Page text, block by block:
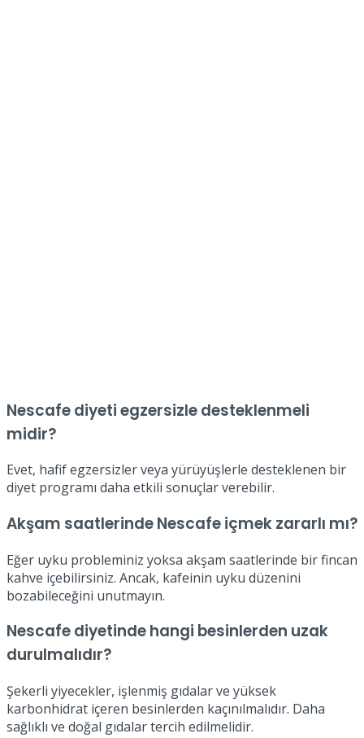
Nescafe diyeti egzersizle desteklenmeli
midir?
Evet, hafif egzersizler veya yürüyüşlerle desteklenen bir
diyet programı daha etkili sonuçlar verebilir.
Akşam saatlerinde Nescafe içmek zararlı mı?
Eğer uyku probleminiz yoksa akşam saatlerinde bir fincan
kahve içebilirsiniz. Ancak, kafeinin uyku düzenini
bozabileceğini unutmayın.
Nescafe diyetinde hangi besinlerden uzak
durulmalıdır?
Şekerli yiyecekler, işlenmiş gıdalar ve yüksek
karbonhidrat içeren besinlerden kaçınılmalıdır. Daha
sağlıklı ve doğal gıdalar tercih edilmelidir.